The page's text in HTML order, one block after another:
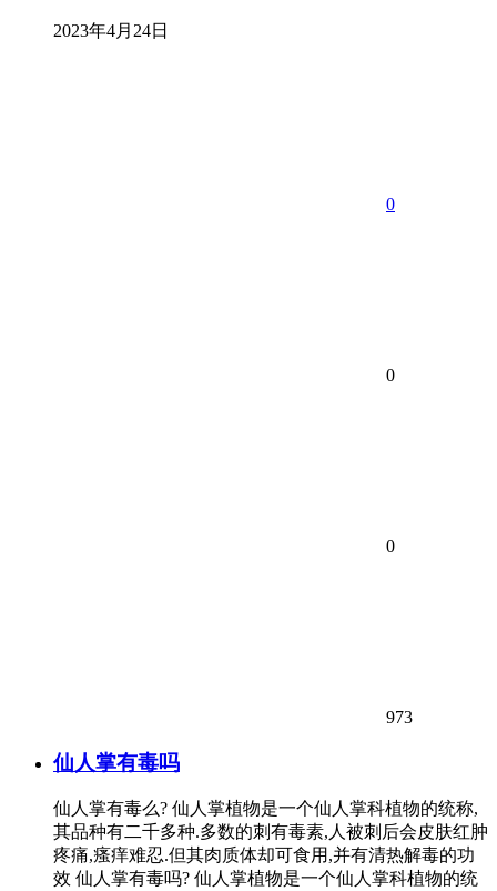
2023年4月24日
0
0
0
973
仙人掌有毒吗
仙人掌有毒么? 仙人掌植物是一个仙人掌科植物的统称,
其品种有二千多种.多数的刺有毒素,人被刺后会皮肤红肿
疼痛,瘙痒难忍.但其肉质体却可食用,并有清热解毒的功
效 仙人掌有毒吗? 仙人掌植物是一个仙人掌科植物的统